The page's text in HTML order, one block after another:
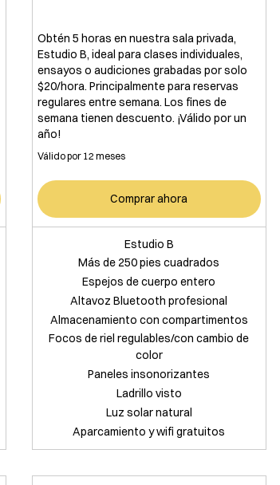
Obtén 5 horas en nuestra sala privada,
Estudio B, ideal para clases individuales,
ensayos o audiciones grabadas por solo
$20/hora. Principalmente para reservas
regulares entre semana. Los fines de
semana tienen descuento. ¡Válido por un
año!
Válido por 12 meses
Comprar ahora
Estudio B
Más de 250 pies cuadrados
Espejos de cuerpo entero
Altavoz Bluetooth profesional
Almacenamiento con compartimentos
Focos de riel regulables/con cambio de
color
Paneles insonorizantes
Ladrillo visto
Luz solar natural
Aparcamiento y wifi gratuitos